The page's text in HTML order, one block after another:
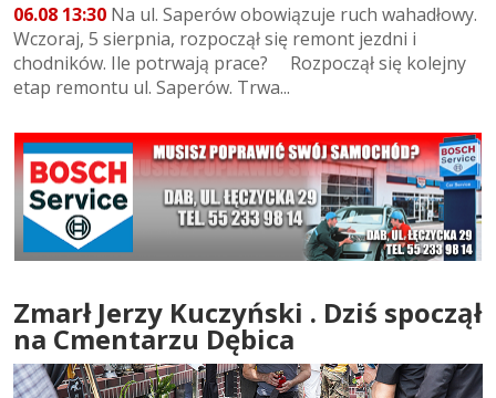
06.08 13:30 Na ul. Saperów obowiązuje ruch wahadłowy.
Wczoraj, 5 sierpnia, rozpoczął się remont jezdni i
chodników. Ile potrwają prace? Rozpoczął się kolejny
etap remontu ul. Saperów. Trwa...
Zmarł Jerzy Kuczyński . Dziś spoczął
na Cmentarzu Dębica